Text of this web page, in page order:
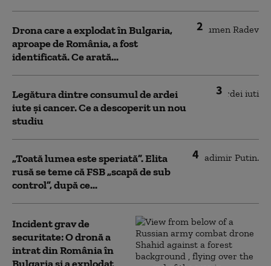
2
Drona care a explodat în Bulgaria,
aproape de România, a fost
identificată. Ce arată...
3
Legătura dintre consumul de ardei
iute și cancer. Ce a descoperit un nou
studiu
4
„Toată lumea este speriată”. Elita
rusă se teme că FSB „scapă de sub
control”, după ce...
Incident grav de
securitate: O dronă a
intrat din România în